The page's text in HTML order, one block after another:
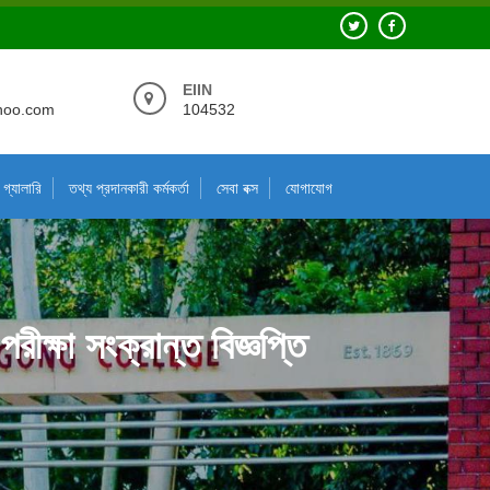
EIIN
104532
গ্যালারি তথ্য প্রদানকারী কর্মকর্তা সেবা বক্স যোগাযোগ
সংক্রান্ত বিজ্ঞপ্তি